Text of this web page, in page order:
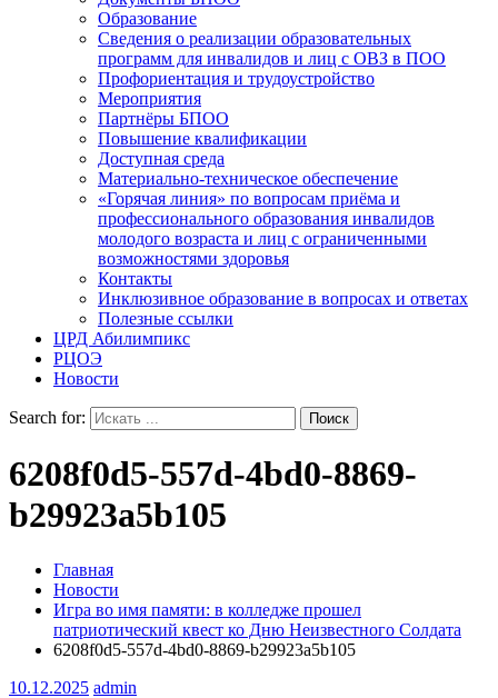
Образование
Сведения о реализации образовательных
программ для инвалидов и лиц с ОВЗ в ПОО
Профориентация и трудоустройство
Мероприятия
Партнёры БПОО
Повышение квалификации
Доступная среда
Материально-техническое обеспечение
«Горячая линия» по вопросам приёма и
профессионального образования инвалидов
молодого возраста и лиц с ограниченными
возможностями здоровья
Контакты
Инклюзивное образование в вопросах и ответах
Полезные ссылки
ЦРД Абилимпикс
РЦОЭ
Новости
Search for:
6208f0d5-557d-4bd0-8869-
b29923a5b105
Главная
Новости
Игра во имя памяти: в колледже прошел
патриотический квест ко Дню Неизвестного Солдата
6208f0d5-557d-4bd0-8869-b29923a5b105
10.12.2025 admin